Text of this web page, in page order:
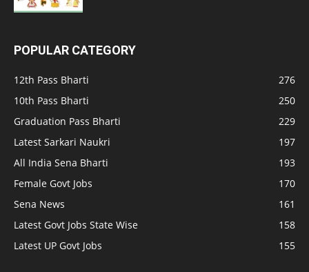
POPULAR CATEGORY
12th Pass Bharti
276
10th Pass Bharti
250
Graduation Pass Bharti
229
Latest Sarkari Naukri
197
All India Sena Bharti
193
Female Govt Jobs
170
Sena News
161
Latest Govt Jobs State Wise
158
Latest UP Govt Jobs
155